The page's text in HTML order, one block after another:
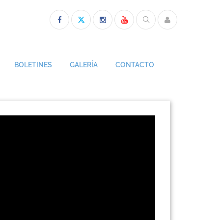
BOLETINES GALERÍA CONTACTO